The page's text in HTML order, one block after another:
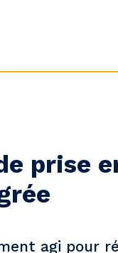
prise
agi pour